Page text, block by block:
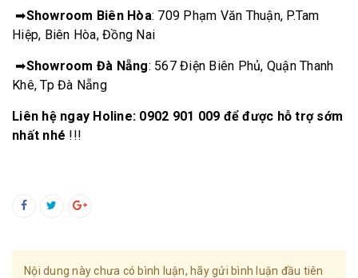
➡Showroom Biên Hòa: 709 Phạm Văn Thuận, P.Tam
Hiệp, Biên Hòa, Đồng Nai
➡Showroom Đà Nẵng: 567 Điện Biên Phủ, Quận Thanh
Khê, Tp Đà Nẵng
Liên hệ ngay Holine: 0902 901 009 để được hỗ trợ sớm
nhất nhé !!!
Nội dung này chưa có bình luận, hãy gửi bình luận đầu tiên